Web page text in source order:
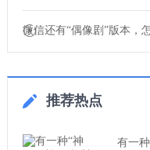
微信还有“偶像剧”版本，
推荐热点
有一